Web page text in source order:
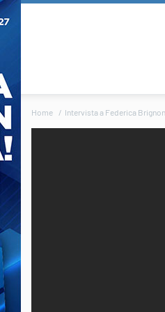
Home Intervista a Federica